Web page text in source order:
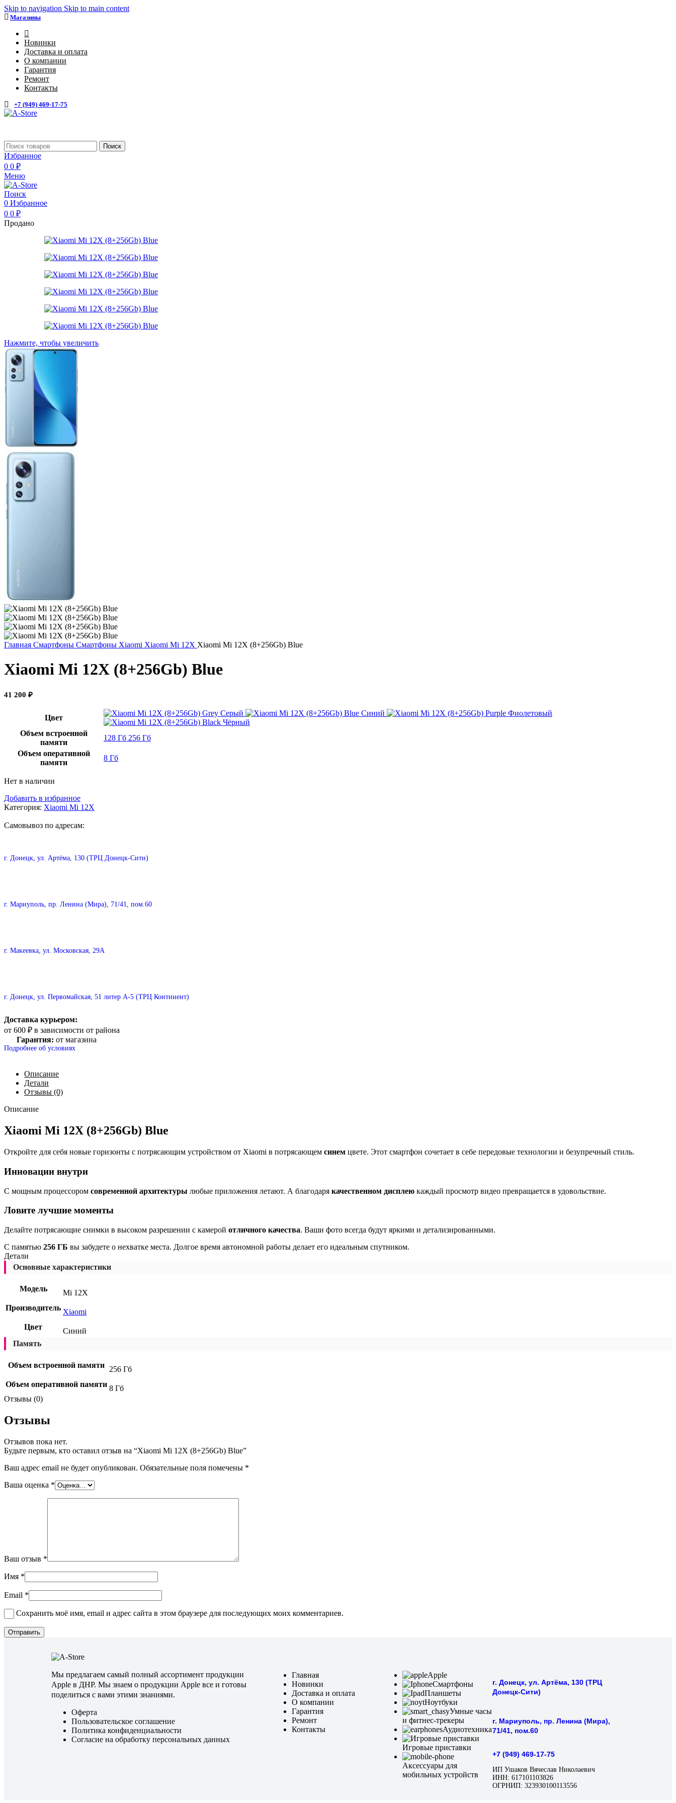
Skip to navigation Skip to main content
Магазины
Новинки
Доставка и оплата
О компании
Гарантия
Ремонт
Контакты
+7 (949) 469-17-75
Поиск
Избранное
0 0 ₽
Меню
Поиск
0 Избранное
0 0 ₽
Продано
Нажмите, чтобы увеличить
Главная Смартфоны Смартфоны Xiaomi Xiaomi Mi 12X Xiaomi Mi 12X (8+256Gb) Blue
Xiaomi Mi 12X (8+256Gb) Blue
41 200 ₽
Цвет
Серый Синий
Фиолетовый
Чёрный
Объем встроенной
памяти
128 Гб 256 Гб
Объем оперативной
памяти
8 Гб
Нет в наличии
Добавить в избранное
Категория: Xiaomi Mi 12X
Самовывоз по адресам:
г. Донецк, ул. Артёма, 130 (ТРЦ Донецк-Сити)
г. Мариуполь, пр. Ленина (Мира), 71/41, пом.60
г. Макеевка, ул. Московская, 29А
г. Донецк, ул. Первомайская, 51 литер А-5 (ТРЦ Континент)
Доставка курьером:
от 600 ₽ в зависимости от района
Гарантия: от магазина
Подробнее об условиях
Описание
Детали
Отзывы (0)
Описание
Xiaomi Mi 12X (8+256Gb) Blue
Откройте для себя новые горизонты с потрясающим устройством от Xiaomi в потрясающем синем цвете. Этот смартфон сочетает в себе передовые технологии и безупречный стиль.
Инновации внутри
С мощным процессором современной архитектуры любые приложения летают. А благодаря качественном дисплею каждый просмотр видео превращается в удовольствие.
Ловите лучшие моменты
Делайте потрясающие снимки в высоком разрешении с камерой отличного качества. Ваши фото всегда будут яркими и детализированными.
С памятью 256 ГБ вы забудете о нехватке места. Долгое время автономной работы делает его идеальным спутником.
Детали
Основные характеристики
Модель
Mi 12X
Производитель Xiaomi
Цвет
Синий
Память
Объем встроенной памяти 256 Гб
Объем оперативной памяти 8 Гб
Отзывы (0)
Отзывы
Отзывов пока нет.
Будьте первым, кто оставил отзыв на “Xiaomi Mi 12X (8+256Gb) Blue”
Ваш адрес email не будет опубликован. Обязательные поля помечены *
Ваша оценка *
Ваш отзыв *
Имя *
Email *
Сохранить моё имя, email и адрес сайта в этом браузере для последующих моих комментариев.
Мы предлагаем самый полный ассортимент продукции
Apple в ДНР. Мы знаем о продукции Apple все и готовы
поделиться с вами этими знаниями.
Оферта
Пользовательское соглашение
Политика конфиденциальности
Согласие на обработку персональных данных
Главная
Новинки
Доставка и оплата
О компании
Гарантия
Ремонт
Контакты
Apple
Смартфоны
Планшеты
Ноутбуки
Умные часы
и фитнес-трекеры
Аудиотехника
Игровые приставки
Аксессуары для
мобильных устройств
г. Донецк, ул. Артёма, 130 (ТРЦ
Донецк-Сити)
г. Мариуполь, пр. Ленина (Мира),
71/41, пом.60
+7 (949) 469-17-75
ИП Ушаков Вячеслав Николаевич
ИНН: 617101103826
ОГРНИП: 323930100113556